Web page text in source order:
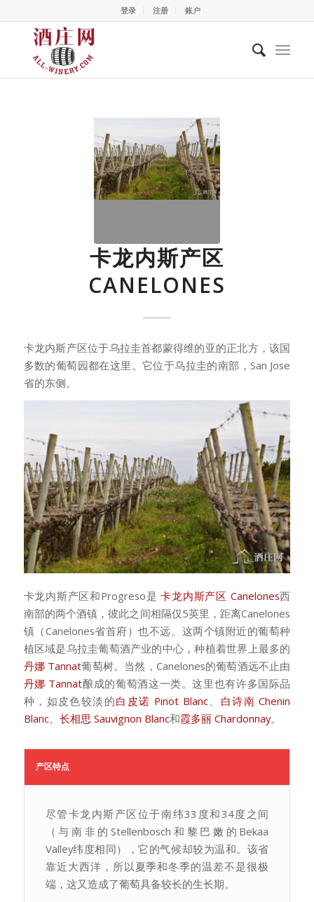
登录 注册 账户
卡龙内斯产区
CANELONES
卡龙内斯产区位于乌拉圭首都蒙得维的亚的正北方，该国
多数的葡萄园都在这里。它位于乌拉圭的南部，San Jose
省的东侧。
卡龙内斯产区和Progreso是卡龙内斯产区 Canelones西
南部的两个酒镇，彼此之间相隔仅5英里，距离Canelones
镇（Canelones省首府）也不远。这两个镇附近的葡萄种
植区域是乌拉圭葡萄酒产业的中心，种植着世界上最多的
丹娜 Tannat葡萄树。当然，Canelones的葡萄酒远不止由
丹娜 Tannat酿成的葡萄酒这一类。这里也有许多国际品
种，如皮色较淡的白皮诺 Pinot Blanc、 白诗南 Chenin
Blanc、 长相思 Sauvignon Blanc和霞多丽 Chardonnay。
产区特点
尽管卡龙内斯产区位于南纬33度和34度之间
（与南非的Stellenbosch和黎巴嫩的Bekaa
Valley纬度相同），它的气候却较为温和。该省
靠近大西洋，所以夏季和冬季的温差不是很极
端，这又造成了葡萄具备较长的生长期。